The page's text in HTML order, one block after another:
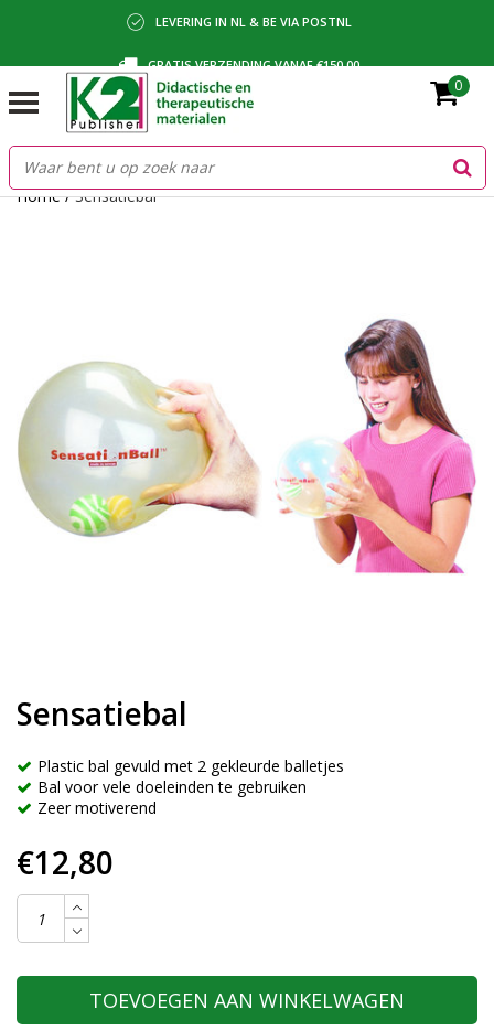
LEVERING IN NL & BE VIA POSTNL
GRATIS VERZENDING VANAF €150,00
BETALING VIA IDEAL, BANCONTACT OF FACTUUR
0
Home/Sensatiebal
Sensatiebal
Plastic bal gevuld met 2 gekleurde balletjes
Bal voor vele doeleinden te gebruiken
Zeer motiverend
€12,80
TOEVOEGEN AAN WINKELWAGEN